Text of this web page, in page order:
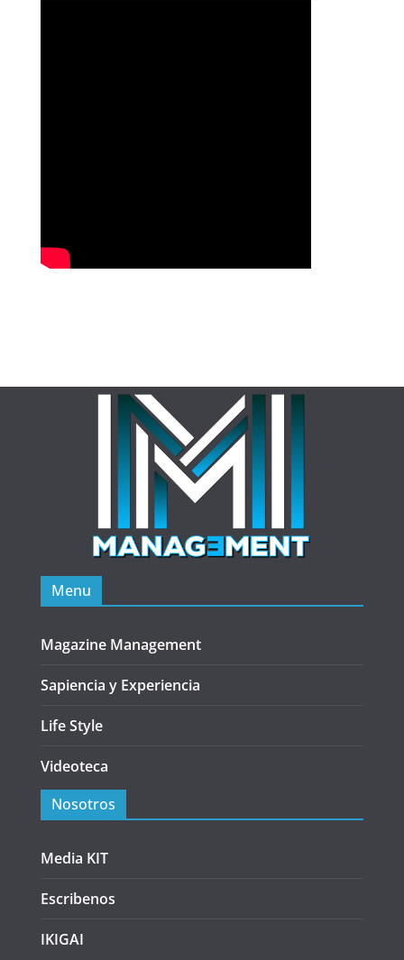
Menu
Magazine Management
Sapiencia y Experiencia
Life Style
Videoteca
Nosotros
Media KIT
Escribenos
IKIGAI